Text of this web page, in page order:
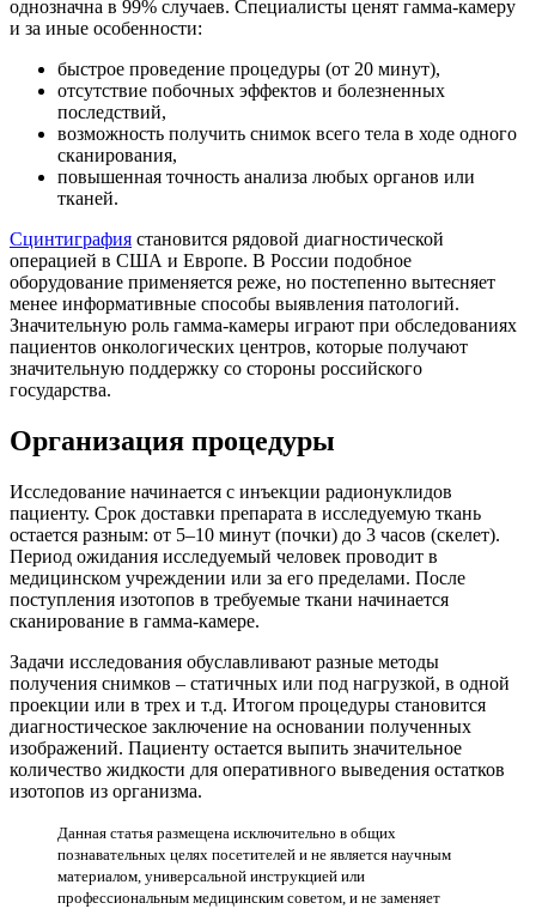
однозначна в 99% случаев. Специалисты ценят гамма-камеру
и за иные особенности:
быстрое проведение процедуры (от 20 минут),
отсутствие побочных эффектов и болезненных
последствий,
возможность получить снимок всего тела в ходе одного
сканирования,
повышенная точность анализа любых органов или
тканей.
Сцинтиграфия становится рядовой диагностической
операцией в США и Европе. В России подобное
оборудование применяется реже, но постепенно вытесняет
менее информативные способы выявления патологий.
Значительную роль гамма-камеры играют при обследованиях
пациентов онкологических центров, которые получают
значительную поддержку со стороны российского
государства.
Организация процедуры
Исследование начинается с инъекции радионуклидов
пациенту. Срок доставки препарата в исследуемую ткань
остается разным: от 5–10 минут (почки) до 3 часов (скелет).
Период ожидания исследуемый человек проводит в
медицинском учреждении или за его пределами. После
поступления изотопов в требуемые ткани начинается
сканирование в гамма-камере.
Задачи исследования обуславливают разные методы
получения снимков – статичных или под нагрузкой, в одной
проекции или в трех и т.д. Итогом процедуры становится
диагностическое заключение на основании полученных
изображений. Пациенту остается выпить значительное
количество жидкости для оперативного выведения остатков
изотопов из организма.
Данная статья размещена исключительно в общих
познавательных целях посетителей и не является научным
материалом, универсальной инструкцией или
профессиональным медицинским советом, и не заменяет